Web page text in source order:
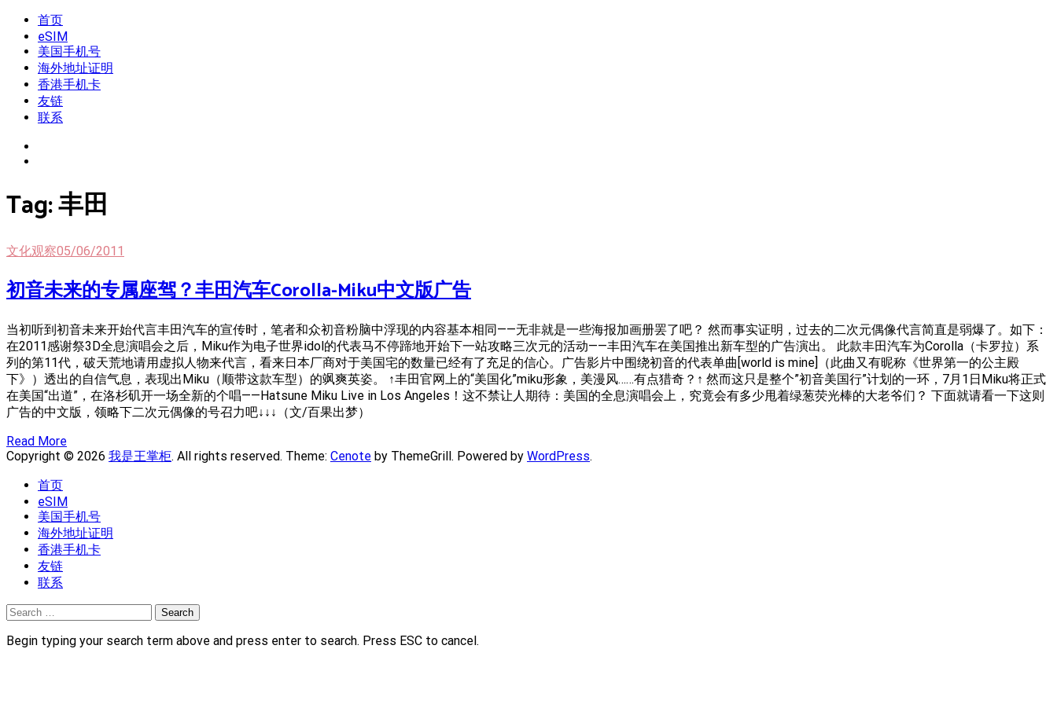
Skip
content
我是王掌柜
新闻酸菜馆|极客电台|自媒体联盟
首页
eSIM
美国手机号
海外地址证明
香港手机卡
友链
联系
Tag:丰田
文化观察05/06/2011
初音未来的专属座驾？丰田汽车Corolla-Miku中文版广告
当初听到初音未来开始代言丰田汽车的宣传时，笔者和众初音粉脑中浮现的内容基本相同——无非就是一些海报加画册罢了吧？ 然而事实证明，过去的二次元偶像代言简直是弱爆了。如下：
在2011感谢祭3D全息演唱会之后，Miku作为电子世界idol的代表马不停蹄地开始下一站攻略三次元的活动——丰田汽车在美国推出新车型的广告演出。 此款丰田汽车为Corolla（卡罗拉）系
列的第11代，破天荒地请用虚拟人物来代言，看来日本厂商对于美国宅的数量已经有了充足的信心。广告影片中围绕初音的代表单曲[world is mine]（此曲又有昵称《世界第一的公主殿
下》）透出的自信气息，表现出Miku（顺带这款车型）的飒爽英姿。 ↑丰田官网上的“美国化”miku形象，美漫风……有点猎奇？↑ 然而这只是整个”初音美国行”计划的一环，7月1日Miku将正式
在美国“出道”，在洛杉矶开一场全新的个唱——Hatsune Miku Live in Los Angeles！这不禁让人期待：美国的全息演唱会上，究竟会有多少甩着绿葱荧光棒的大老爷们？ 下面就请看一下这则
广告的中文版，领略下二次元偶像的号召力吧↓↓↓（文/百果出梦）
Read More
Copyright © 2026 我是王掌柜. All rights reserved. Theme: Cenote by ThemeGrill. Powered by WordPress.
首页
eSIM
美国手机号
海外地址证明
香港手机卡
友链
联系
Search
for:
Begin typing your search term above and press enter to search. Press ESC to cancel.